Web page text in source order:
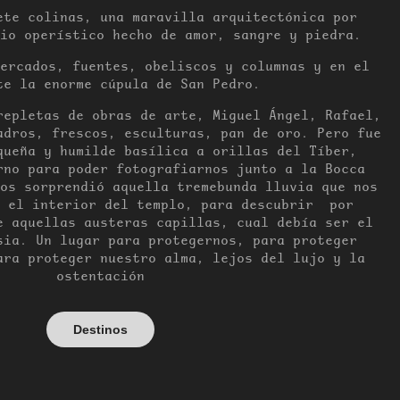
colinas, una maravilla arquitectónica por
operístico hecho de amor, sangre y piedra.
fuentes, obeliscos y columnas y en el
la enorme cúpula de San Pedro.
de obras de arte, Miguel Ángel, Rafael,
frescos, esculturas, pan de oro. Pero fue
y humilde basílica a orillas del Tíber,
para poder fotografiarnos junto a la Bocca
sorprendió aquella tremebunda lluvia que nos
el interior del templo, para descubrir por
aquellas austeras capillas, cual debía ser el
Un lugar para protegernos, para proteger
proteger nuestro alma, lejos del lujo y la
ostentación
Destinos